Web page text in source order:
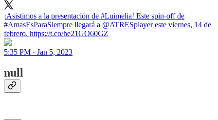
¡Asistimos a la presentación de #Luimelia! Este spin-off de
#AmasEsParaSiempre llegará a @ATRESplayer este viernes, 14 de
febrero. https://t.co/he21GO60GZ
5:35 PM · Jan 5, 2023
null